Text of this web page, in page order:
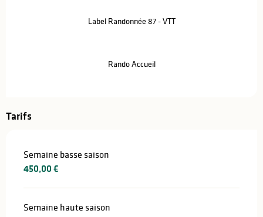
Label Randonnée 87 - VTT
Rando Accueil
Tarifs
Semaine basse saison
450,00 €
Semaine haute saison